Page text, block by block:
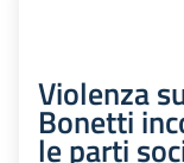
Violenza
Bonetti
le parti